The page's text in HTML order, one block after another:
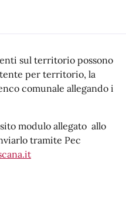
sul territorio possono
per territorio, la
comunale allegando i
modulo allegato allo
tramite Pec